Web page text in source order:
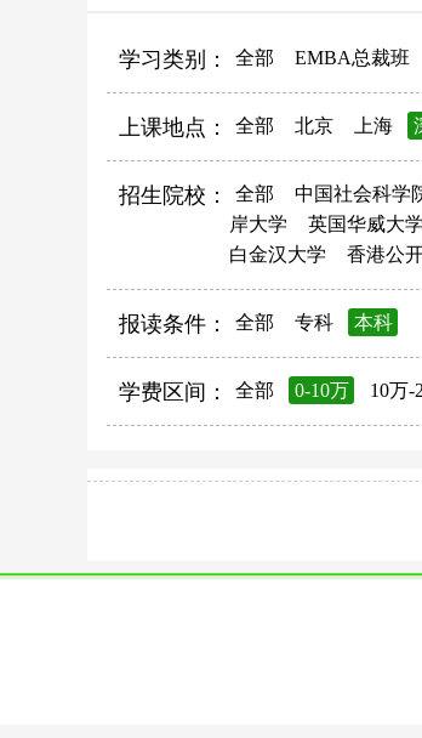
学习类别： 全部 EMBA总裁班
上课地点： 全部 北京 上海
招生院校： 全部 中国社会科学
岸大学
英国华威大学
白金汉大学
香港公
报读条件： 全部 专科 本科
学费区间： 全部 0-10万 10万-